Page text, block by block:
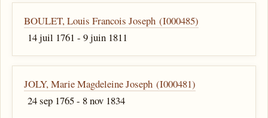
BOULET, Louis Francois Joseph (I000485)
14 juil 1761 - 9 juin 1811
JOLY, Marie Magdeleine Joseph (I000481)
24 sep 1765 - 8 nov 1834